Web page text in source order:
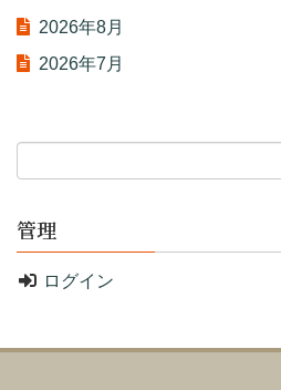
2026年8月
2026年7月
管理
ログイン